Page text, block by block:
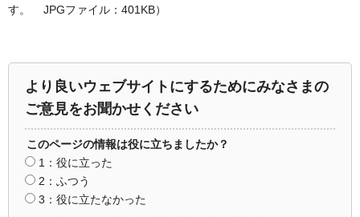
す。 JPGファイル：401KB）
より良いウェブサイトにするためにみなさまの
ご意見をお聞かせください
このページの情報は役に立ちましたか？
1：役に立った
2：ふつう
3：役に立たなかった